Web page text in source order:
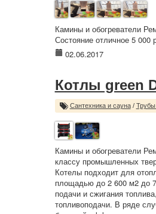
Камины и обогреватели
Состояние отличное 5 000
02.06.2017
Котлы green
Сантехника и сауна/ Трубы
Камины и обогреватели
классу промышленных
Котелы подходит для
площадью до 2 600 м2 до
подачи и сжигания
топливоподачи. В ряде